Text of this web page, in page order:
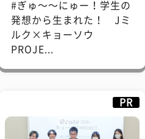
#ぎゅ〜〜にゅー！学生の
発想から生まれた！ Jミ
ルク×キョーソウ
PROJE...
PR